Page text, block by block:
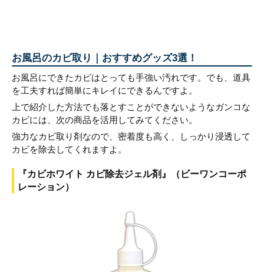
お風呂のカビ取り｜おすすめグッズ3選！
お風呂にできたカビはとっても手強い汚れです。でも、道具
を工夫すれば簡単にキレイにできるんですよ。
上で紹介した方法でも落とすことができないようなガンコな
カビには、次の商品を活用してみてください。
強力なカビ取り剤なので、密着度も高く、しっかり浸透して
カビを除去してくれますよ。
『カビホワイト カビ除去ジェル剤』（ビーワンコーポ
レーション）